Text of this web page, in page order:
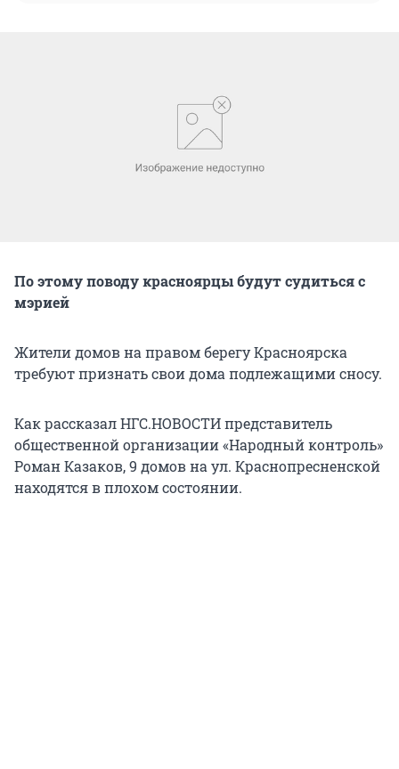
По этому поводу красноярцы будут судиться с
мэрией
Жители домов на правом берегу Красноярска
требуют признать свои дома подлежащими сносу.
Как рассказал НГС.НОВОСТИ представитель
общественной организации «Народный контроль»
Роман Казаков, 9 домов на ул. Краснопресненской
находятся в плохом состоянии.